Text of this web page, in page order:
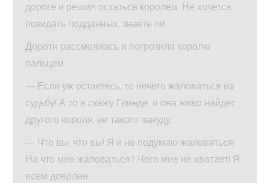
дороге и решил остаться королем. Не хочется
покидать подданных, знаете ли.
Дороти рассмеялась и погрозила королю
пальцем:
— Если уж остаетесь, то нечего жаловаться на
судьбу! А то я скажу Глинде, и она живо найдет
другого короля, не такого зануду.
— Что вы, что вы! Я и не подумаю жаловаться!
На что мне жаловаться? Чего мне не хватает! Я
всем доволен.